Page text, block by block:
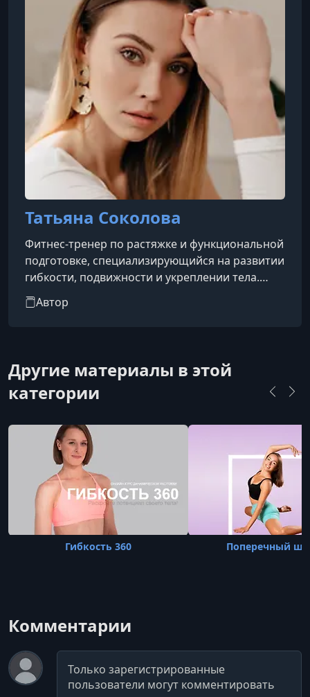
Татьяна Соколова
Фитнес-тренер по растяжке и функциональной
подготовке, специализирующийся на развитии
гибкости, подвижности и укреплении тела.
Автор курса с эффективными и доступными
упражнениями, подходящими для любого
и постепенно достигать устойчивых
результатов в тренировках и самочувствии.
Автор
Другие материалы в этой
категории
Гибкость 360 Поперечный
Комментарии
Комментарий